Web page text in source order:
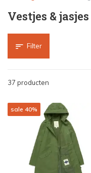
Vestjes & jasjes
Filter
37 producten
sale 40%